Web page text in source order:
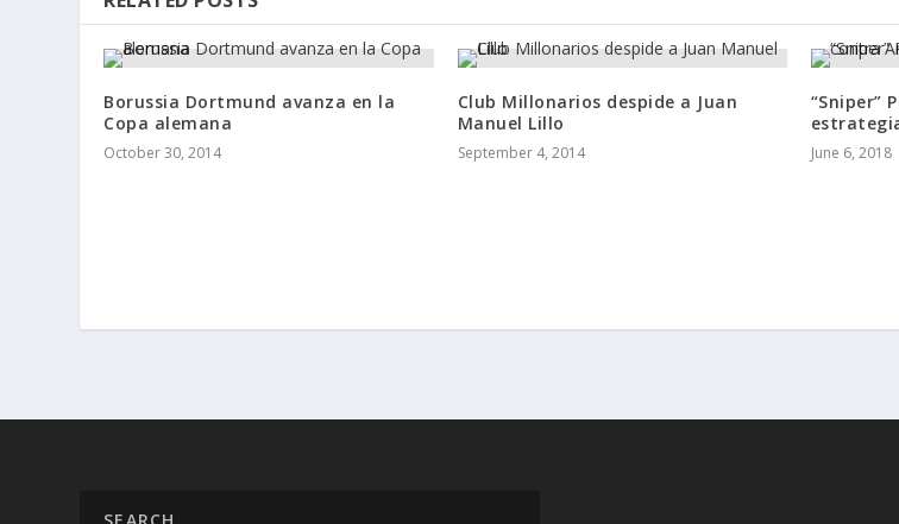
Borussia Dortmund avanza en la
Copa alemana
October 30, 2014
Club Millonarios despide a Juan
Manuel Lillo
September 4, 2014
“Sniper”
June 6, 2018